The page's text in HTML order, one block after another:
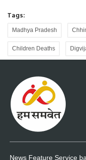
Tags:
Madhya Pradesh
Children Deaths
News Feature Service